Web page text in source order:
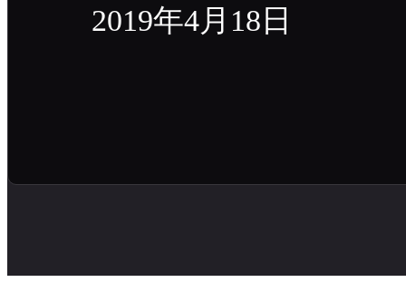
2019年4月18日